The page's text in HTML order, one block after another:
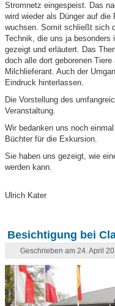
Stromnetz eingespeist. Das
wird wieder als Dünger auf
wuchsen. Somit schließt sich
Technik, die uns ja besonders
gezeigt und erläutert. Das
doch alle dort geborenen
Milchlieferant. Auch der
Eindruck hinterlassen.
Die Vorstellung des
Veranstaltung.
Wir bedanken uns noch
Büchter für die Exkursion.
Sie haben uns gezeigt, wie
werden kann.
Ulrich Kater
Besichtigung bei
Geschrieben am 24. April